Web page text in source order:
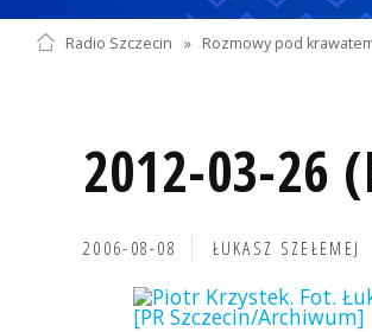
Radio Szczecin » Rozmowy pod
2012-03-26
2006-08-08 ŁUKASZ SZEŁEMEJ